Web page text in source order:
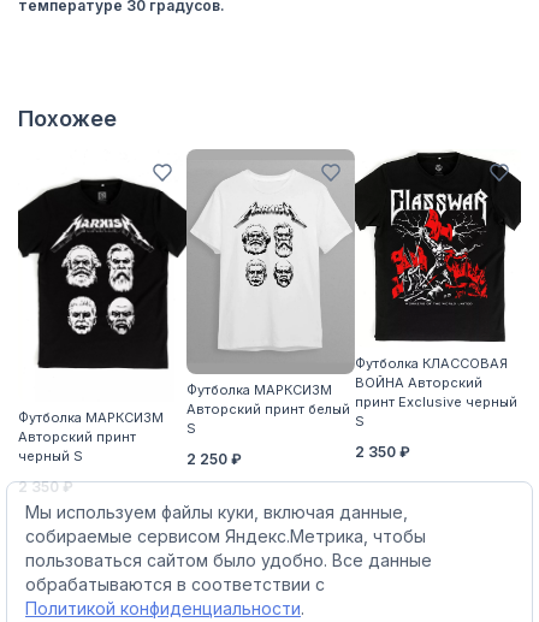
температуре 30 градусов.
Похожее
Футболка МАРКСИЗМ
Авторский принт
черный S
2 350 ₽
Футболка МАРКСИЗМ
Авторский принт белый
S
2 250 ₽
Футболка КЛАССОВАЯ
ВОЙНА Авторский
принт Exclusive черный
S
2 350 ₽
2
Мы используем файлы куки, включая данные,
собираемые сервисом Яндекс.Метрика, чтобы
пользоваться сайтом было удобно. Все данные
обрабатываются в соответствии с
Политикой конфиденциальности.